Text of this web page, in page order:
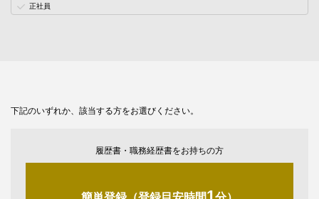
正社員
下記のいずれか、該当する方をお選びください。
履歴書・職務経歴書をお持ちの方